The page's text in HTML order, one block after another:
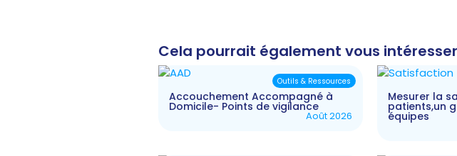
Cela pourrait également vous intéresser
Accouchement Accompagné à
Domicile- Points de vigilance
Août 2026
Outils & Ressources
Mesurer la
patients,un
équipes